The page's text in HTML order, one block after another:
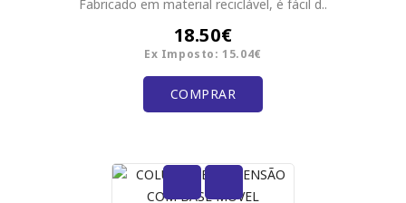
Fabricado em material reciclável, é fácil d..
18.50€
Ex Imposto: 15.04€
COMPRAR